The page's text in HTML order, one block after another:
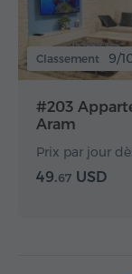
Classement 9/
#203
Aram
Prix par jour
49.67 USD